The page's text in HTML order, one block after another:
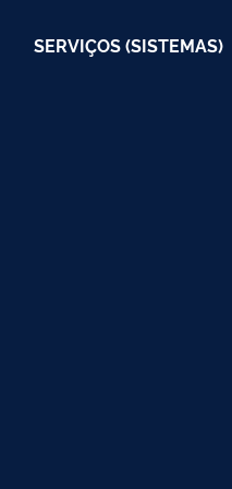
SERVIÇOS (SISTEMAS)